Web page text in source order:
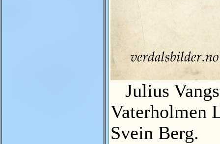
Julius
Vaterholmen
Svein Berg.